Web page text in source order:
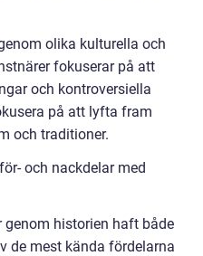
olika kulturella och
fokuserar på att
och kontroversiella
på att lyfta fram
och traditioner.
och nackdelar med
genom historien haft både
de mest kända fördelarna